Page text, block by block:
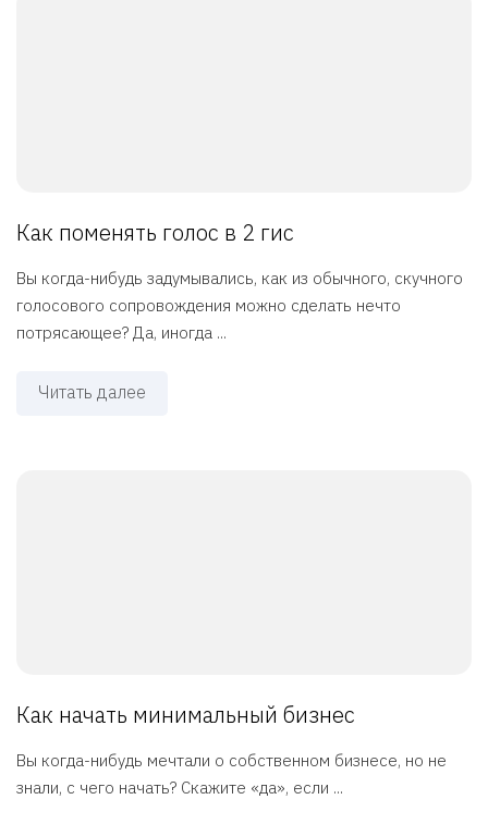
Как поменять голос в 2 гис
Вы когда-нибудь задумывались, как из обычного, скучного
голосового сопровождения можно сделать нечто
потрясающее? Да, иногда ...
Читать далее
Как начать минимальный бизнес
Вы когда-нибудь мечтали о собственном бизнесе, но не
знали, с чего начать? Скажите «да», если ...